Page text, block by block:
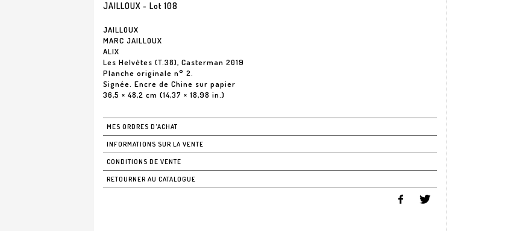
JAILLOUX - Lot 108
JAILLOUX
MARC JAILLOUX
ALIX
Les Helvètes (T.38), Casterman 2019
Planche originale n° 2.
Signée. Encre de Chine sur papier
36,5 × 48,2 cm (14,37 × 18,98 in.)
MES ORDRES D'ACHAT
INFORMATIONS SUR LA VENTE
CONDITIONS DE VENTE
RETOURNER AU CATALOGUE